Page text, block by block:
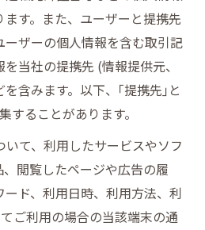
す。また、ユーザーと提携先
ザーの個人情報を含む取引記
当社の提携先 (情報提供元、
含みます。以下、｢提携先｣と
することがあります。
て、利用したサービスやソフ
、閲覧したページや広告の履
ド、利用日時、利用方法、利
ご利用の場合の当該端末の通